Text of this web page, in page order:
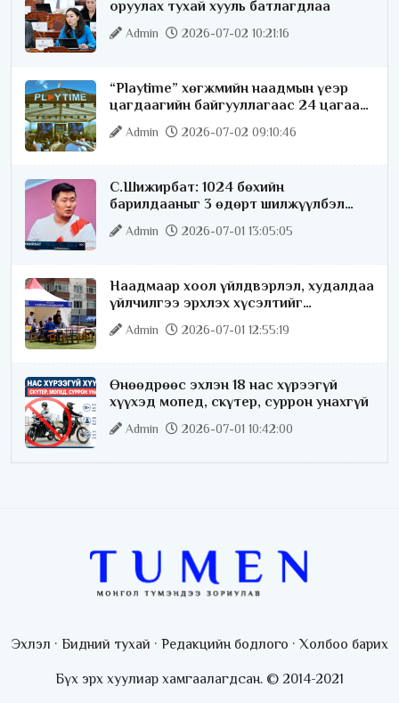
оруулах тухай хууль батлагдлаа
Admin 2026-07-02 10:21:16
“Playtime” хөгжмийн наадмын үеэр
цагдаагийн байгууллагаас 24 цагаар
хяналт тавина
Admin 2026-07-02 09:10:46
С.Шижирбат: 1024 бөхийн
барилдааныг 3 өдөрт шилжүүлбэл
найраа тун нарийн явагдана
Admin 2026-07-01 13:05:05
Наадмаар хоол үйлдвэрлэл, худалдаа
үйлчилгээ эрхлэх хүсэлтийг
license.mn сайтаар авч байна
Admin 2026-07-01 12:55:19
Өнөөдрөөс эхлэн 18 нас хүрээгүй
хүүхэд мопед, скүтер, суррон унахгүй
Admin 2026-07-01 10:42:00
Эхлэл · Бидний тухай · Редакцийн бодлого ·Холбоо барих
Бүх эрх хуулиар хамгаалагдсан. © 2014-2021